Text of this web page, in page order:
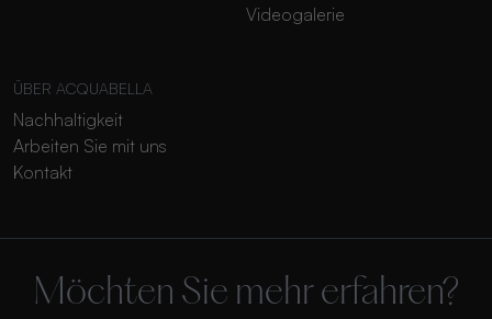
Videogalerie
ÜBER ACQUABELLA
Nachhaltigkeit
Arbeiten Sie mit uns
Kontakt
Möchten Sie mehr erfahren?